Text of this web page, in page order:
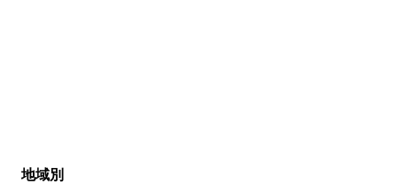
地域別